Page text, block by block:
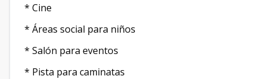
* Cine
* Áreas social para niños
* Salón para eventos
* Pista para caminatas